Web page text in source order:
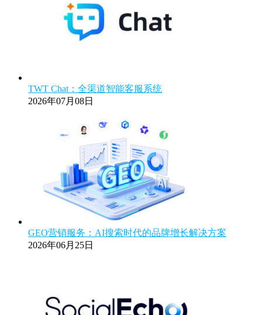
TWT Chat：全渠道智能客服系统
2026年07月08日
GEO营销服务：AI搜索时代的品牌增长解决方案
2026年06月25日